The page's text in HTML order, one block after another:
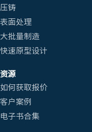
压铸
表面处理
大批量制造
快速原型设计
资源
如何获取报价
客户案例
电子书合集